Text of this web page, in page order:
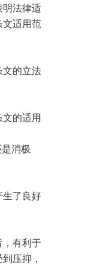
明法律适
文适用范
文的立法
的适用
消极
生了良好
，有利于
压抑，